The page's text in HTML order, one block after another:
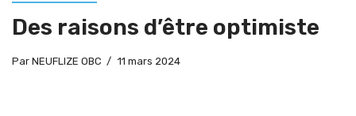
Des raisons d’être optimiste
Par NEUFLIZE OBC 11 mars 2024